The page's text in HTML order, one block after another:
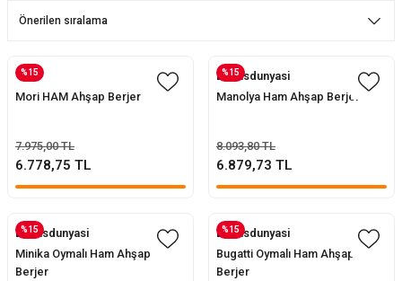
Sandalyesi
%15
Mori HAM Ahşap Berjer
7.975,00 TL
6.778,75 TL
%15
Evofisdunyasi
Manolya Ham Ahşap Berjer
8.093,80 TL
6.879,73 TL
%15
Evofisdunyasi
Minika Oymalı Ham Ahşap
Berjer
%15
Evofisdunyasi
Bugatti Oymalı Ham Ahşap
Berjer